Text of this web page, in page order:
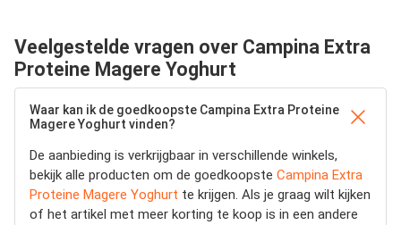
Veelgestelde vragen over Campina Extra
Proteine Magere Yoghurt
Waar kan ik de goedkoopste Campina Extra Proteine
Magere Yoghurt vinden?
De aanbieding is verkrijgbaar in verschillende winkels,
bekijk alle producten om de goedkoopste Campina Extra
Proteine Magere Yoghurt te krijgen. Als je graag wilt kijken
of het artikel met meer korting te koop is in een andere